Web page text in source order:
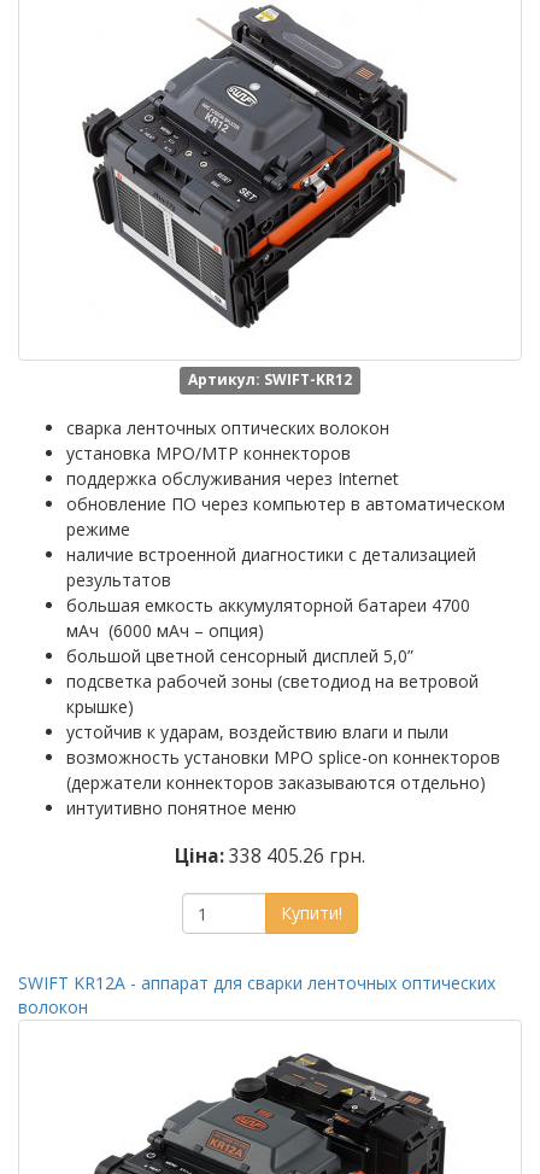
Артикул: SWIFT-KR12
сварка ленточных оптических волокон
установка MPO/MTP коннекторов
поддержка обслуживания через Internet
обновление ПО через компьютер в автоматическом
режиме
наличие встроенной диагностики с детализацией
результатов
большая емкость аккумуляторной батареи 4700
мАч (6000 мАч – опция)
большой цветной сенсорный дисплей 5,0”
подсветка рабочей зоны (светодиод на ветровой
крышке)
устойчив к ударам, воздействию влаги и пыли
возможность установки MPO splice-on коннекторов
(держатели коннекторов заказываются отдельно)
интуитивно понятное меню
Ціна:338 405.26 грн.
Купити!
SWIFT KR12A - аппарат для сварки ленточных оптических
волокон